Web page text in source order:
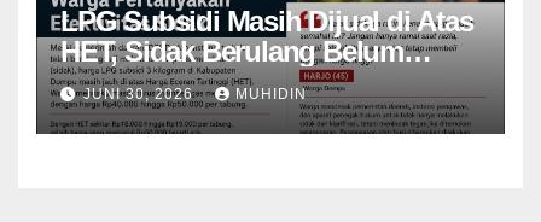
LPG Subsidi Masih Dijual di Atas
HET, Sidak Berulang Belum
Mampu Menekan Harga
JUNI 30, 2026 MUHIDIN